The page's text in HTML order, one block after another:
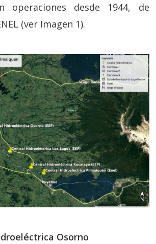
operaciones desde 1944, de
(ver Imagen 1).
Osorno